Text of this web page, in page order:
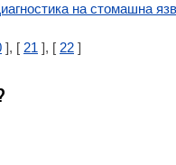
на стомашна
], [ 21 ], [ 22 ]